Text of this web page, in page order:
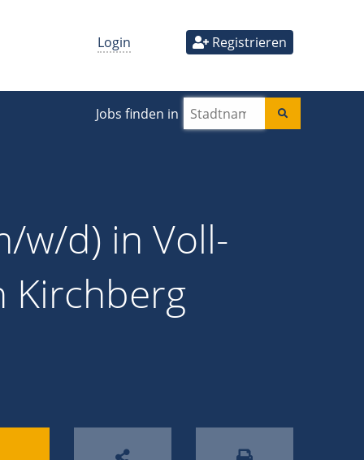
Login Registrieren
Jobs finden in
w/d) in Voll-
Kirchberg